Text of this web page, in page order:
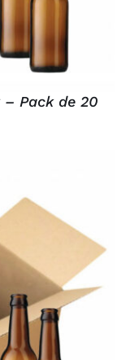
– Pack de 20
/